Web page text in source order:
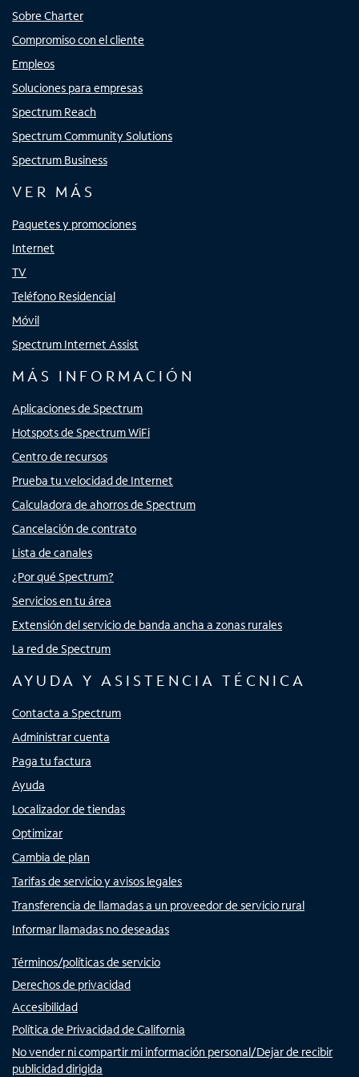
Sobre Charter
Compromiso con el cliente
Empleos
Soluciones para empresas
Spectrum Reach
Spectrum Community Solutions
Spectrum Business
VER MÁS
Paquetes y promociones
Internet
TV
Teléfono Residencial
Móvil
Spectrum Internet Assist
MÁS INFORMACIÓN
Aplicaciones de Spectrum
Hotspots de Spectrum WiFi
Centro de recursos
Prueba tu velocidad de Internet
Calculadora de ahorros de Spectrum
Cancelación de contrato
Lista de canales
¿Por qué Spectrum?
Servicios en tu área
Extensión del servicio de banda ancha a zonas rurales
La red de Spectrum
AYUDA Y ASISTENCIA TÉCNICA
Contacta a Spectrum
Administrar cuenta
Paga tu factura
Ayuda
Localizador de tiendas
Optimizar
Cambia de plan
Tarifas de servicio y avisos legales
Transferencia de llamadas a un proveedor de servicio rural
Informar llamadas no deseadas
Términos/políticas de servicio
Derechos de privacidad
Accesibilidad
Política de Privacidad de California
No vender ni compartir mi información personal/Dejar de recibir
publicidad dirigida